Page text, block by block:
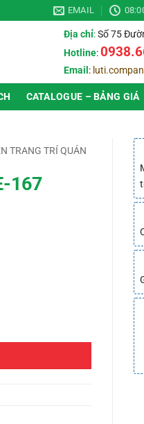
EMAIL
Địa chỉ:Số 75
Hotline:
Email :
CATALOGUE – BẢNG GIÁ
TRANG TRÍ QUÁN
167